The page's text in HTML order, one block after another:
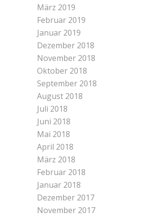
März 2019
Februar 2019
Januar 2019
Dezember 2018
November 2018
Oktober 2018
September 2018
August 2018
Juli 2018
Juni 2018
Mai 2018
April 2018
März 2018
Februar 2018
Januar 2018
Dezember 2017
November 2017